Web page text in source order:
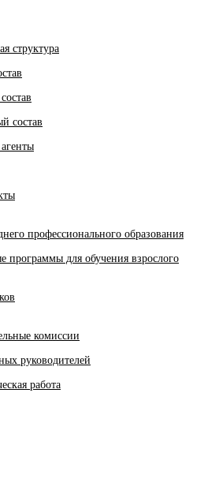
структура
состав
профессионального образования
программы для обучения взрослого
комиссии
руководителей
работа